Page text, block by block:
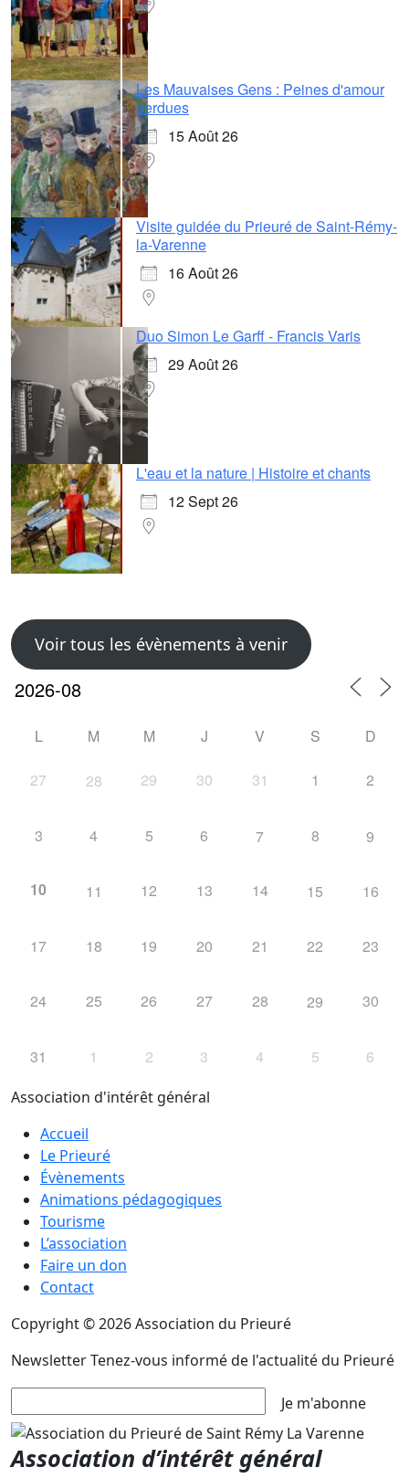
Les Mauvaises Gens : Peines d'amour
perdues
15 Août 26
Visite guidée du Prieuré de Saint-Rémy-
la-Varenne
16 Août 26
Duo Simon Le Garff - Francis Varis
29 Août 26
L'eau et la nature | Histoire et chants
12 Sept 26
Voir tous les évènements à venir
L M M J V S D
27 28 29 30 31 1 2
3 4 5 6 7 8 9
10 11 12 13 14 15 16
17 18 19 20 21 22 23
24 25 26 27 28 29 30
31 1 2 3 4 5 6
Association d'intérêt général
Accueil
Le Prieuré
Évènements
Animations pédagogiques
Tourisme
L’association
Faire un don
Contact
Copyright © 2026 Association du Prieuré
NewsletterTenez-vous informé de l'actualité du Prieuré
Je m'abonne
Association d’intérêt général